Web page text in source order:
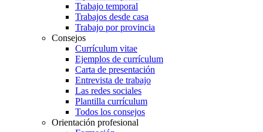
Trabajo temporal
Trabajos desde casa
Trabajo por provincia
Consejos
Currículum vitae
Ejemplos de currículum
Carta de presentación
Entrevista de trabajo
Las redes sociales
Plantilla currículum
Todos los consejos
Orientación profesional